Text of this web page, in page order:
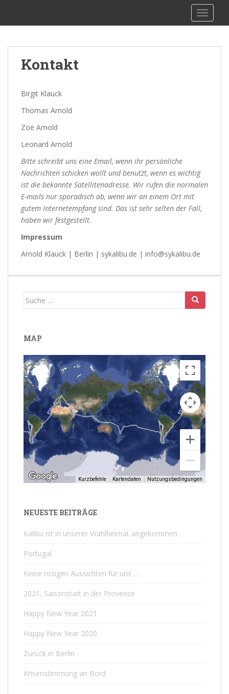
i
Kontakt
Birgit Klauck
Thomas Arnold
Zoë Arnold
Leonard Arnold
Bitte schreibt uns eine Email, wenn ihr persönliche
Nachrichten schicken wollt und benutzt, wenn es wichtig
ist die bekannte Satellitenadresse. Wir rufen die normalen
E-mails nur sporadisch ab, wenn wir an einem Ort mit
gutem Internetempfang sind. Das ist sehr selten der Fall,
haben wir festgestellt.
Impressum
Arnold Klauck | Berlin | sykalibu.de | info@sykalibu.de
Suche
MAP
Kurzbefehle Kartendaten Nutzungsbedingungen
NEUESTE BEITRÄGE
Kalibu ist in unserer Wahlheimat angekommen
Portugal
Keine rosigen Aussichten für uns …
2021, Saisonstart in der Provence
Happy New Year 2021
Happy New Year 2020
Zurück in Berlin
Krisenstimmung an Bord